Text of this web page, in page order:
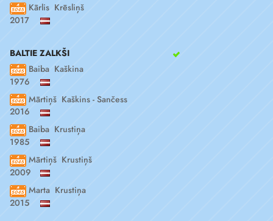
Kārlis Krēsliņš
2017
BALTIE ZALKŠI
Baiba Kaškina
1976
Mārtiņš Kaškins - Sančess
2016
Baiba Krustiņa
1985
Mārtiņš Krustiņš
2009
Marta Krustiņa
2015